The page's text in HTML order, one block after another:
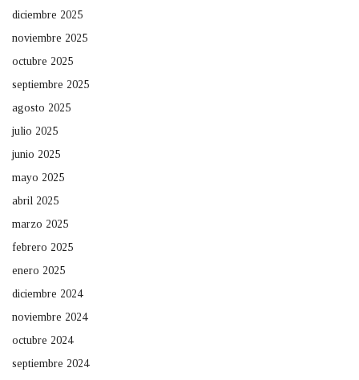
diciembre 2025
noviembre 2025
octubre 2025
septiembre 2025
agosto 2025
julio 2025
junio 2025
mayo 2025
abril 2025
marzo 2025
febrero 2025
enero 2025
diciembre 2024
noviembre 2024
octubre 2024
septiembre 2024